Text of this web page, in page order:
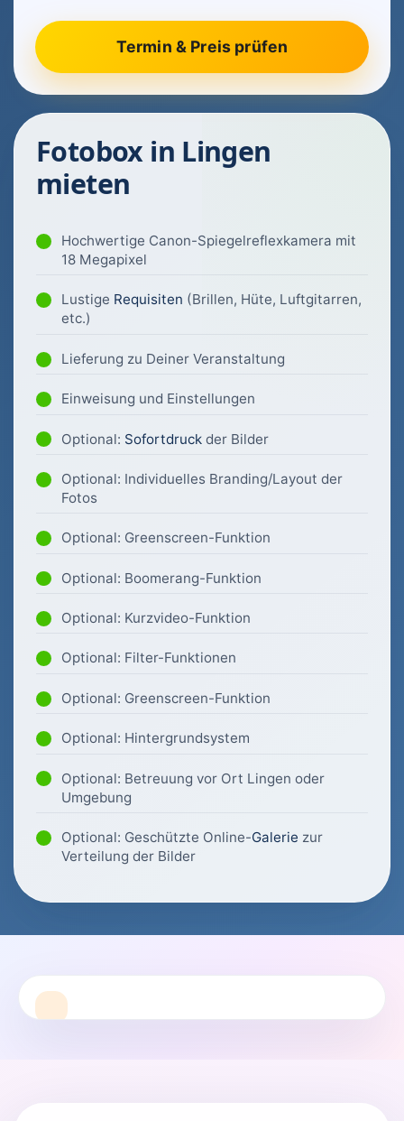
Fotobox in Lingen
mieten
Hochwertige Canon-Spiegelreflexkamera mit
18 Megapixel
Lustige Requisiten (Brillen, Hüte, Luftgitarren,
etc.)
Lieferung zu Deiner Veranstaltung
Einweisung und Einstellungen
Optional: Sofortdruck der Bilder
Optional: Individuelles Branding/Layout der
Fotos
Optional: Greenscreen-Funktion
Optional: Boomerang-Funktion
Optional: Kurzvideo-Funktion
Optional: Filter-Funktionen
Optional: Greenscreen-Funktion
Optional: Hintergrundsystem
Optional: Betreuung vor Ort Lingen oder
Umgebung
Optional: Geschützte Online-Galerie zur
Verteilung der Bilder